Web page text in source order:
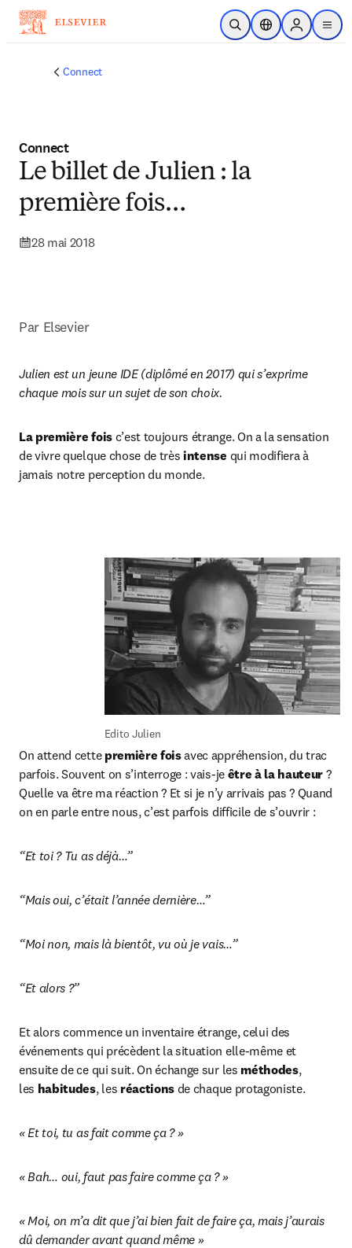
Passer au contenu principal
Ouvrir la recherche
Sélecteur de
Sign in to
menu
Connect
Connect
Le billet de Julien : la
première fois…
28 mai 2018
Par Elsevier
Julien est un jeune IDE (diplômé en 2017) qui s’exprime
chaque mois sur un sujet de son choix.
La première fois c’est toujours étrange. On a la sensation
de vivre quelque chose de très intense qui modifiera à
jamais notre perception du monde.
Edito Julien
On attend cette première fois avec appréhension, du trac
parfois. Souvent on s’interroge : vais-je être à la hauteur ?
Quelle va être ma réaction ? Et si je n’y arrivais pas ? Quand
on en parle entre nous, c’est parfois difficile de s’ouvrir :
“Et toi ? Tu as déjà…”
“Mais oui, c’était l’année dernière…”
“Moi non, mais là bientôt, vu où je vais…”
“Et alors ?”
Et alors commence un inventaire étrange, celui des
événements qui précèdent la situation elle-même et
ensuite de ce qui suit. On échange sur les méthodes,
les habitudes, les réactions de chaque protagoniste.
« Et toi, tu as fait comme ça ? »
« Bah… oui, faut pas faire comme ça ? »
« Moi, on m’a dit que j’ai bien fait de faire ça, mais j’aurais
dû demander avant quand même »